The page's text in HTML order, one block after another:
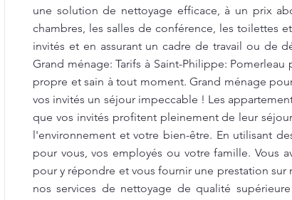
une solution de nettoyage efficace, à un prix
chambres, les salles de conférence, les toilettes
invités et en assurant un cadre de travail ou de
Grand ménage: Tarifs à Saint-Philippe:
propre et sain à tout moment. Grand ménage
vos invités un séjour impeccable ! Les
que vos invités profitent pleinement de leur
l'environnement et votre bien-être. En utilisant
pour vous, vos employés ou votre famille. Vous
pour y répondre et vous fournir une prestation
nos services de nettoyage de qualité